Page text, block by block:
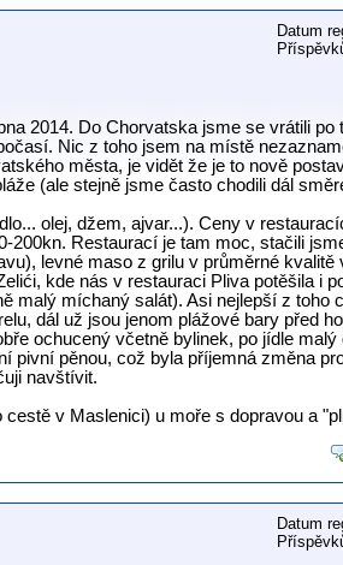
Datum
2014. Do Chorvatska jsme se vrátili po
Nic z toho jsem na místě
města, je vidět že je to nově
(ale stejně jsme často chodili dál
olej, džem, ajvar...). Ceny v
200kn. Restaurací je tam moc, stačili
levné maso z grilu v průměrné kvalitě
kde nás v restauraci Pliva potěšila i
malý míchaný salát). Asi nejlepší z toho
dál už jsou jenom plážové bary před
ochucený včetně bylinek, po jídle malý
pivní pěnou, což byla příjemná změna
navštívit.
v Maslenici) u moře s dopravou a
Datum